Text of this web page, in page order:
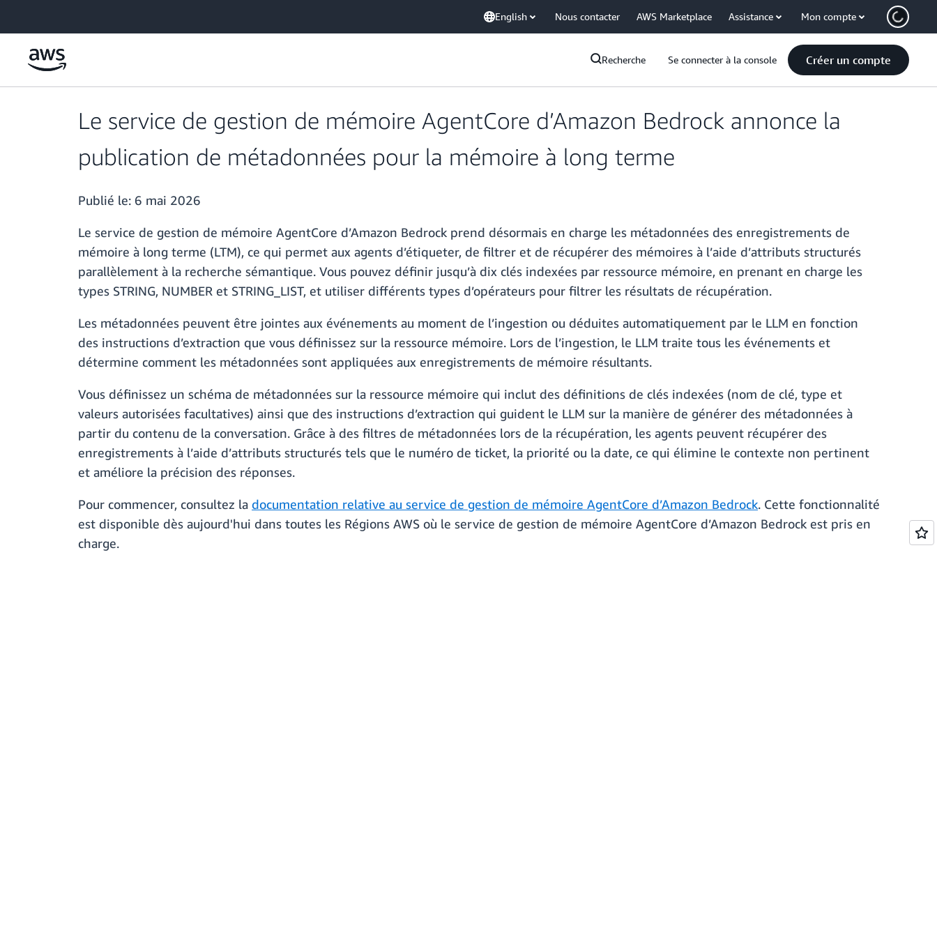
English Nous contacter AWS Marketplace Assistance Mon compte
Recherche Se connecter à la console Créer un compte
Le service de gestion de mémoire AgentCore d’Amazon Bedrock annonce la
publication de métadonnées pour la mémoire à long terme
Publié le: 6 mai 2026
Le service de gestion de mémoire AgentCore d’Amazon Bedrock prend désormais en charge les métadonnées des enregistrements de
mémoire à long terme (LTM), ce qui permet aux agents d’étiqueter, de filtrer et de récupérer des mémoires à l’aide d’attributs structurés
parallèlement à la recherche sémantique. Vous pouvez définir jusqu’à dix clés indexées par ressource mémoire, en prenant en charge les
types STRING, NUMBER et STRING_LIST, et utiliser différents types d’opérateurs pour filtrer les résultats de récupération.
Les métadonnées peuvent être jointes aux événements au moment de l’ingestion ou déduites automatiquement par le LLM en fonction
des instructions d’extraction que vous définissez sur la ressource mémoire. Lors de l’ingestion, le LLM traite tous les événements et
détermine comment les métadonnées sont appliquées aux enregistrements de mémoire résultants.
Vous définissez un schéma de métadonnées sur la ressource mémoire qui inclut des définitions de clés indexées (nom de clé, type et
valeurs autorisées facultatives) ainsi que des instructions d’extraction qui guident le LLM sur la manière de générer des métadonnées à
partir du contenu de la conversation. Grâce à des filtres de métadonnées lors de la récupération, les agents peuvent récupérer des
enregistrements à l’aide d’attributs structurés tels que le numéro de ticket, la priorité ou la date, ce qui élimine le contexte non pertinent
et améliore la précision des réponses.
Pour commencer, consultez la documentation relative au service de gestion de mémoire AgentCore d’Amazon Bedrock. Cette fonctionnalité
est disponible dès aujourd'hui dans toutes les Régions AWS où le service de gestion de mémoire AgentCore d’Amazon Bedrock est pris en
charge.